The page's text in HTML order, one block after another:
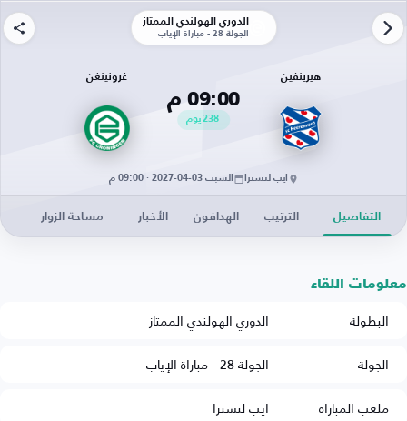
الدوري الهولندي الممتاز
الجولة 28 - مباراة الإياب
هيرينفين
09:00 م
238يوم
غرونينغن
ايب لنسترا السبت 03-04-2027 · 09:00 م
التفاصيل الترتيب الهدافون الأخبار مساحة الزوار
معلومات اللقاء
البطولة
الدوري الهولندي الممتاز
الجولة
الجولة 28 - مباراة الإياب
ملعب المباراة
ايب لنسترا